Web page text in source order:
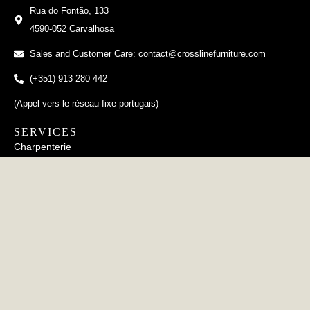
Rua do Fontão, 133
4590-052 Carvalhosa
Sales and Customer Care: contact@crosslinefurniture.com
(+351) 913 280 442
(Appel vers le réseau fixe portugais)
SERVICES
Charpenterie